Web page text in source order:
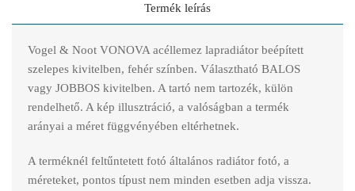
Termék leírás
Vogel & Noot VONOVA acéllemez lapradiátor beépített
szelepes kivitelben, fehér színben. Választható BALOS
vagy JOBBOS kivitelben. A tartó nem tartozék, külön
rendelhető. A kép illusztráció, a valóságban a termék
arányai a méret függvényében eltérhetnek.
A terméknél feltűntetett fotó általános radiátor fotó, a
méreteket, pontos típust nem minden esetben adja vissza.